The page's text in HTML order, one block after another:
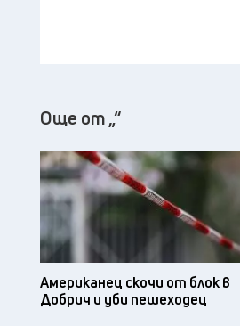
Още от „“
Американец скочи от блок в
Добрич и уби пешеходец